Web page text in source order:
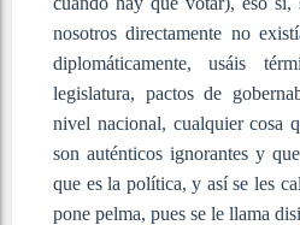
nosotros directamente no
diplomáticamente, usáis
legislatura, pactos de
nivel nacional, cualquier cosa
son auténticos ignorantes y
que es la política, y así se les
pone pelma, pues se le llama